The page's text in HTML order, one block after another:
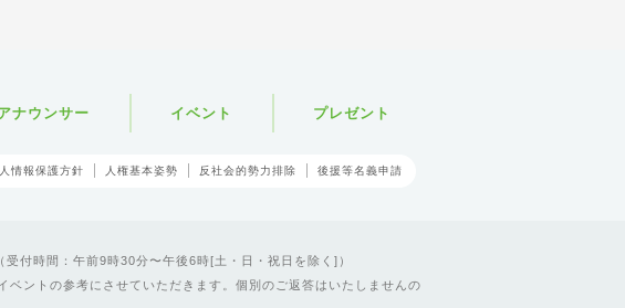
ナウンサー イベント プレゼント
情報保護方針 人権基本姿勢 反社会的勢力排除 後援等名義申請
付時間：午前9時30分〜午後6時[土・日・祝日を除く]）
ントの参考にさせていただきます。個別のご返答はいたしませんの